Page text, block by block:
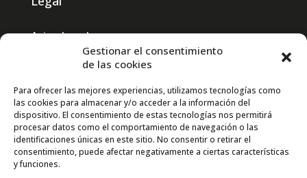
Gestionar el consentimiento
de las cookies
Para ofrecer las mejores experiencias, utilizamos tecnologías como
las cookies para almacenar y/o acceder a la información del
dispositivo. El consentimiento de estas tecnologías nos permitirá
procesar datos como el comportamiento de navegación o las
identificaciones únicas en este sitio. No consentir o retirar el
consentimiento, puede afectar negativamente a ciertas características
y funciones.
Aviso Legal
Política de Privacidad
Política de Cookies
Contacto GPSR
Social